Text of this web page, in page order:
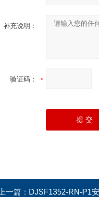
补充说明：
验证码：
上一篇： DJSF1352-RN-P1安科瑞导